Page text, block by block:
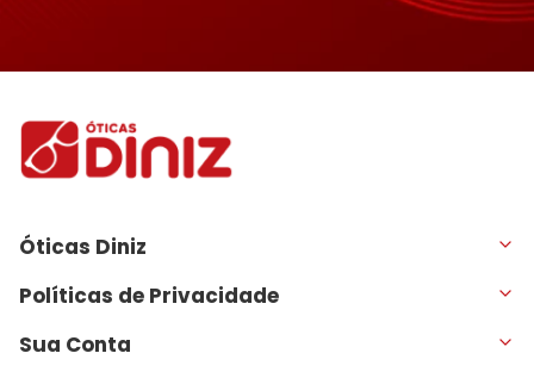
Óticas Diniz
Políticas de Privacidade
Sua Conta